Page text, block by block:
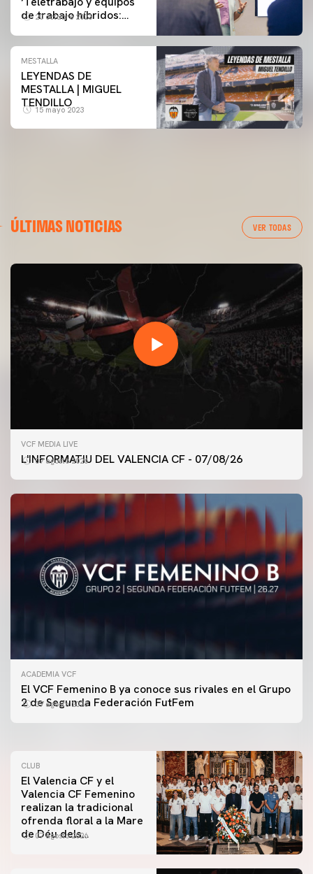
de trabajo híbridos:
20 octubre 2023
MESTALLA
LEYENDAS DE
MESTALLA | MIGUEL
TENDILLO
15 mayo 2023
ÚLTIMAS NOTICIAS VER TODAS
VCF MEDIA LIVE
L'INFORMATIU DEL VALENCIA CF - 07/08/26
07 agosto 2026
ACADEMIA VCF
El VCF Femenino B ya conoce sus rivales en el Grupo
2 de Segunda Federación FutFem
07 agosto 2026
PRIMER EQUIPO
ENTRENAMIENTO DEL VALENCIA CF 7/8/2026
CLUB
El Valencia CF y el
Valencia CF Femenino
realizan la tradicional
ofrenda floral a la Mare
de Déu dels
07 agosto 2026